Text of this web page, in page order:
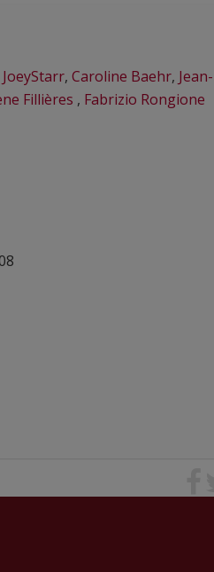
JoeyStarr, Caroline Baehr, Jean-
Fillières , Fabrizio Rongione